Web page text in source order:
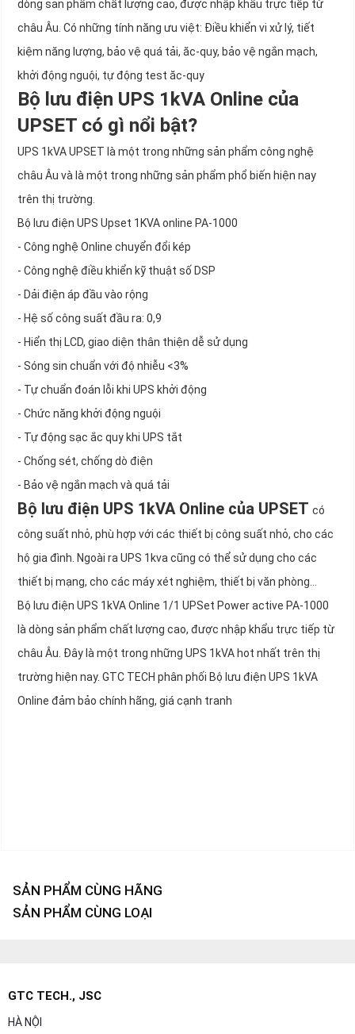
dòng sản phẩm chất lượng cao, được nhập khẩu trực tiếp từ
châu Âu. Có những tính năng ưu việt: Điều khiển vi xử lý, tiết
kiệm năng lượng, bảo vệ quá tải, ăc-quy, bảo vệ ngắn mạch,
khởi động nguội, tự động test ăc-quy
Bộ lưu điện UPS 1kVA Online của
UPSET có gì nổi bật?
UPS 1kVA UPSET là một trong những sản phẩm công nghệ
châu Âu và là một trong những sản phẩm phổ biến hiện nay
trên thị trường.
Bộ lưu điện UPS Upset 1KVA online PA-1000
- Công nghệ Online chuyển đổi kép
- Công nghệ điều khiển kỹ thuật số DSP
- Dải điện áp đầu vào rộng
- Hệ số công suất đầu ra: 0,9
- Hiển thị LCD, giao diện thân thiện dễ sử dụng
- Sóng sin chuẩn với độ nhiễu <3%
- Tự chuẩn đoán lỗi khi UPS khởi động
- Chức năng khởi động nguội
- Tự động sạc ắc quy khi UPS tắt
- Chống sét, chống dò điện
- Bảo vệ ngắn mạch và quá tải
Bộ lưu điện UPS 1kVA Online của UPSET có
công suất nhỏ, phù hợp với các thiết bị công suất nhỏ, cho các
hộ gia đình. Ngoài ra UPS 1kva cũng có thể sử dụng cho các
thiết bị mạng, cho các máy xét nghiệm, thiết bị văn phòng…
Bộ lưu điện UPS 1kVA Online 1/1 UPSet Power active PA-1000
là dòng sản phẩm chất lượng cao, được nhập khẩu trực tiếp từ
châu Âu. Đây là một trong những UPS 1kVA hot nhất trên thị
trường hiện nay. GTC TECH phân phối Bộ lưu điện UPS 1kVA
Online đảm bảo chính hãng, giá cạnh tranh
SẢN PHẨM CÙNG HÃNG
SẢN PHẨM CÙNG LOẠI
GTC TECH., JSC
HÀ NỘI